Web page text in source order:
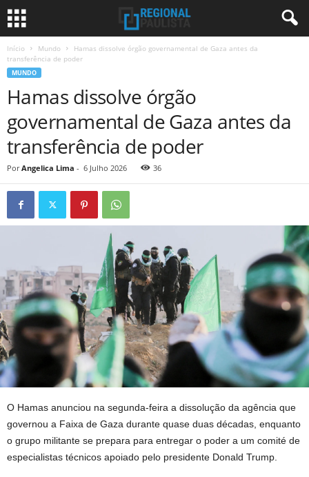
Início Mundo
Hamas dissolve órgão governamental de Gaza antes da
transferência de poder
MUNDO
Hamas dissolve órgão
governamental de Gaza antes da
transferência de poder
Por Angelica Lima - 6 Julho 2026 36
O Hamas anunciou na segunda-feira a dissolução da agência que
governou a Faixa de Gaza durante quase duas décadas, enquanto
o grupo militante se prepara para entregar o poder a um comité de
especialistas técnicos apoiado pelo presidente Donald Trump.